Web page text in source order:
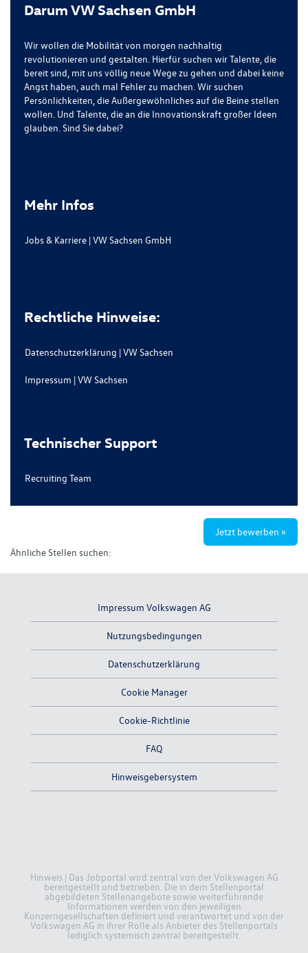
Darum VW Sachsen GmbH
Wir wollen die Mobilität von morgen nachhaltig
revolutionieren und gestalten. Hierfür suchen wir Talente, die
bereit sind, mit uns völlig neue Wege zu gehen und dabei keine
Angst haben, auch mal Fehler zu machen. Wir suchen
Persönlichkeiten, die Außergewöhnliches auf die Beine stellen
wollen. Und Talente, die an die Innovationskraft großer Ideen
glauben. Sind Sie dabei?
Mehr Infos
Jobs & Karriere | VW Sachsen GmbH
Rechtliche Hinweise:
Datenschutzerklärung | VW Sachsen
Impressum | VW Sachsen
Technischer Support
Recruiting Team
Jetzt bewerben »
Ähnliche Stellen suchen:
Impressum Volkswagen AG
Nutzungsbedingungen
Datenschutzerklärung
Cookie Manager
Cookie-Richtlinie
FAQ
Hinweisgebersystem
Hinweis | Das Jobportal wird zentral von der Volkswagen AG
bereitgestellt und betrieben. Die in dem Stellenportal
abgebildeten Stellenangebote sowie weiterführende
Informationen werden von den jeweiligen
Konzerngesellschaften definiert und verantwortet und von der
Volkswagen AG in ihrer Rolle als Anbieter des Stellenportals
lediglich systemisch zentral bereitgestellt.